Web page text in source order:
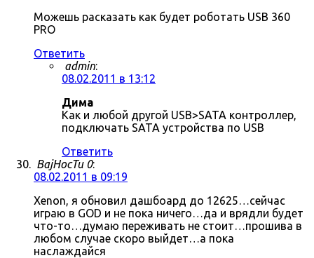
Можешь расказать как будет роботать USB 360
PRO
Ответить
admin:
08.02.2011 в 13:12
Дима
Как и любой другой USB>SATA контроллер,
подключать SATA устройства по USB
Ответить
BajHocTu 0:
08.02.2011 в 09:19
Xenon, я обновил дашбоард до 12625…сейчас
играю в GOD и не пока ничего…да и врядли будет
что-то…думаю переживать не стоит…прошива в
любом случае скоро выйдет…а пока
наслаждайся